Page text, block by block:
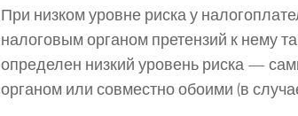
При низком уровне риска у
налоговым органом претензий к нему
определен низкий уровень риска —
органом или совместно обоими (в